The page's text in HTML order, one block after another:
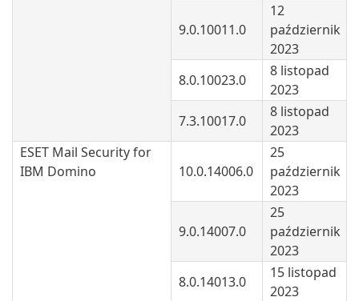
9.0.10011.0
12
październik
2023
8.0.10023.0
8 listopad
2023
7.3.10017.0
8 listopad
2023
ESET Mail Security for
IBM Domino
10.0.14006.0
25
październik
2023
9.0.14007.0
25
październik
2023
8.0.14013.0
15 listopad
2023